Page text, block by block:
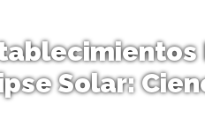
Solar: